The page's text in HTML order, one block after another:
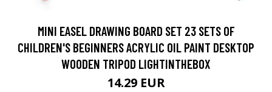
MINI EASEL DRAWING BOARD SET 23 SETS OF
CHILDREN'S BEGINNERS ACRYLIC OIL PAINT DESKTOP
WOODEN TRIPOD LIGHTINTHEBOX
14.29 EUR